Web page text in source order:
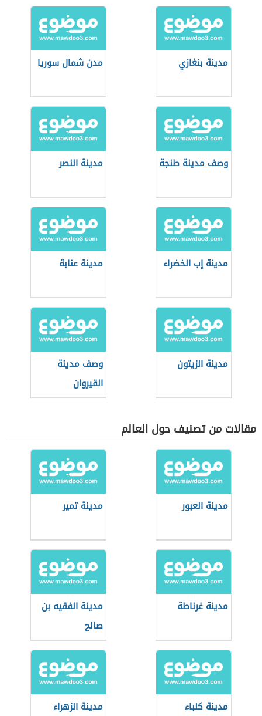
مدينة بنغازي مدن شمال سوريا
وصف مدينة طنجة مدينة النصر
مدينة إب الخضراء مدينة عنابة
مدينة الزيتون
وصف مدينة
القيروان
مقالات من تصنيف حول العالم
مدينة العبور مدينة تمير
مدينة غرناطة
مدينة الفقيه بن
صالح
مدينة كلباء مدينة الزهراء